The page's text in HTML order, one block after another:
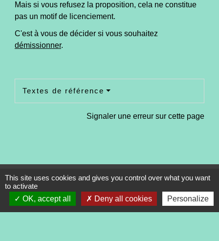
Mais si vous refusez la proposition, cela ne constitue
pas un motif de licenciement.
C'est à vous de décider si vous souhaitez
démissionner.
Textes de référence
Signaler une erreur sur cette page
Contacts
Commune de Tréveneuc
2 place du Bourg
22410 Tréveneuc - FRANCE
This site uses cookies and gives you control over what you want
to activate
OK, accept all
Deny all cookies Personalize